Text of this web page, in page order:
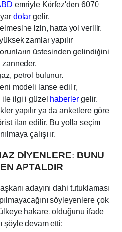
emriyle Körfez'den 6070
dolargelir.
izin, hatta yol verilir.
zamlar yapılır.
üstesinden gelindiğini
zanneder.
petrol bulunur.
modeli lanse edilir,
ile ilgili güzel haberlergelir.
yapılır ya da anketlere göre
ilan edilir. Bu yolla seçim
çalışılır.
DİYENLERE: BUNU
APTALDIR
adayını dahi tutuklaması
söyleyenlere çok
hakaret olduğunu ifade
şöyle devam etti: